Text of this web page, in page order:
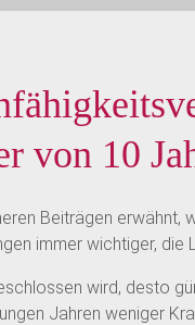
von 10
Beiträgen erwähnt,
immer wichtiger, die
wird, desto
Jahren weniger